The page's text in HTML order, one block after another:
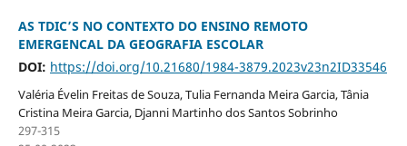
AS TDIC’S NO CONTEXTO DO ENSINO REMOTO
EMERGENCAL DA GEOGRAFIA ESCOLAR
DOI: https://doi.org/10.21680/1984-3879.2023v23n2ID33546
Valéria Évelin Freitas de Souza, Tulia Fernanda Meira Garcia, Tânia
Cristina Meira Garcia, Djanni Martinho dos Santos Sobrinho
297-315